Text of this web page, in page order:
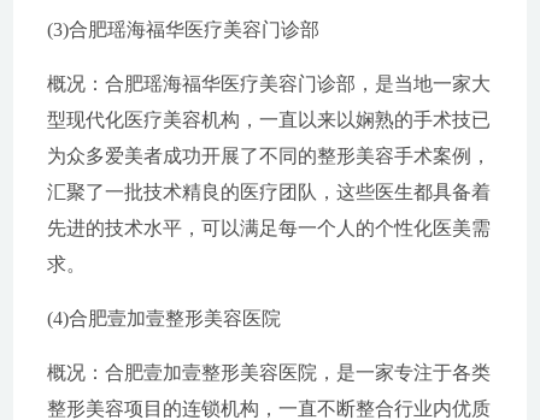
(3)合肥瑶海福华医疗美容门诊部
概况：合肥瑶海福华医疗美容门诊部，是当地一家大
型现代化医疗美容机构，一直以来以娴熟的手术技已
为众多爱美者成功开展了不同的整形美容手术案例，
汇聚了一批技术精良的医疗团队，这些医生都具备着
先进的技术水平，可以满足每一个人的个性化医美需
求。
(4)合肥壹加壹整形美容医院
概况：合肥壹加壹整形美容医院，是一家专注于各类
整形美容项目的连锁机构，一直不断整合行业内优质